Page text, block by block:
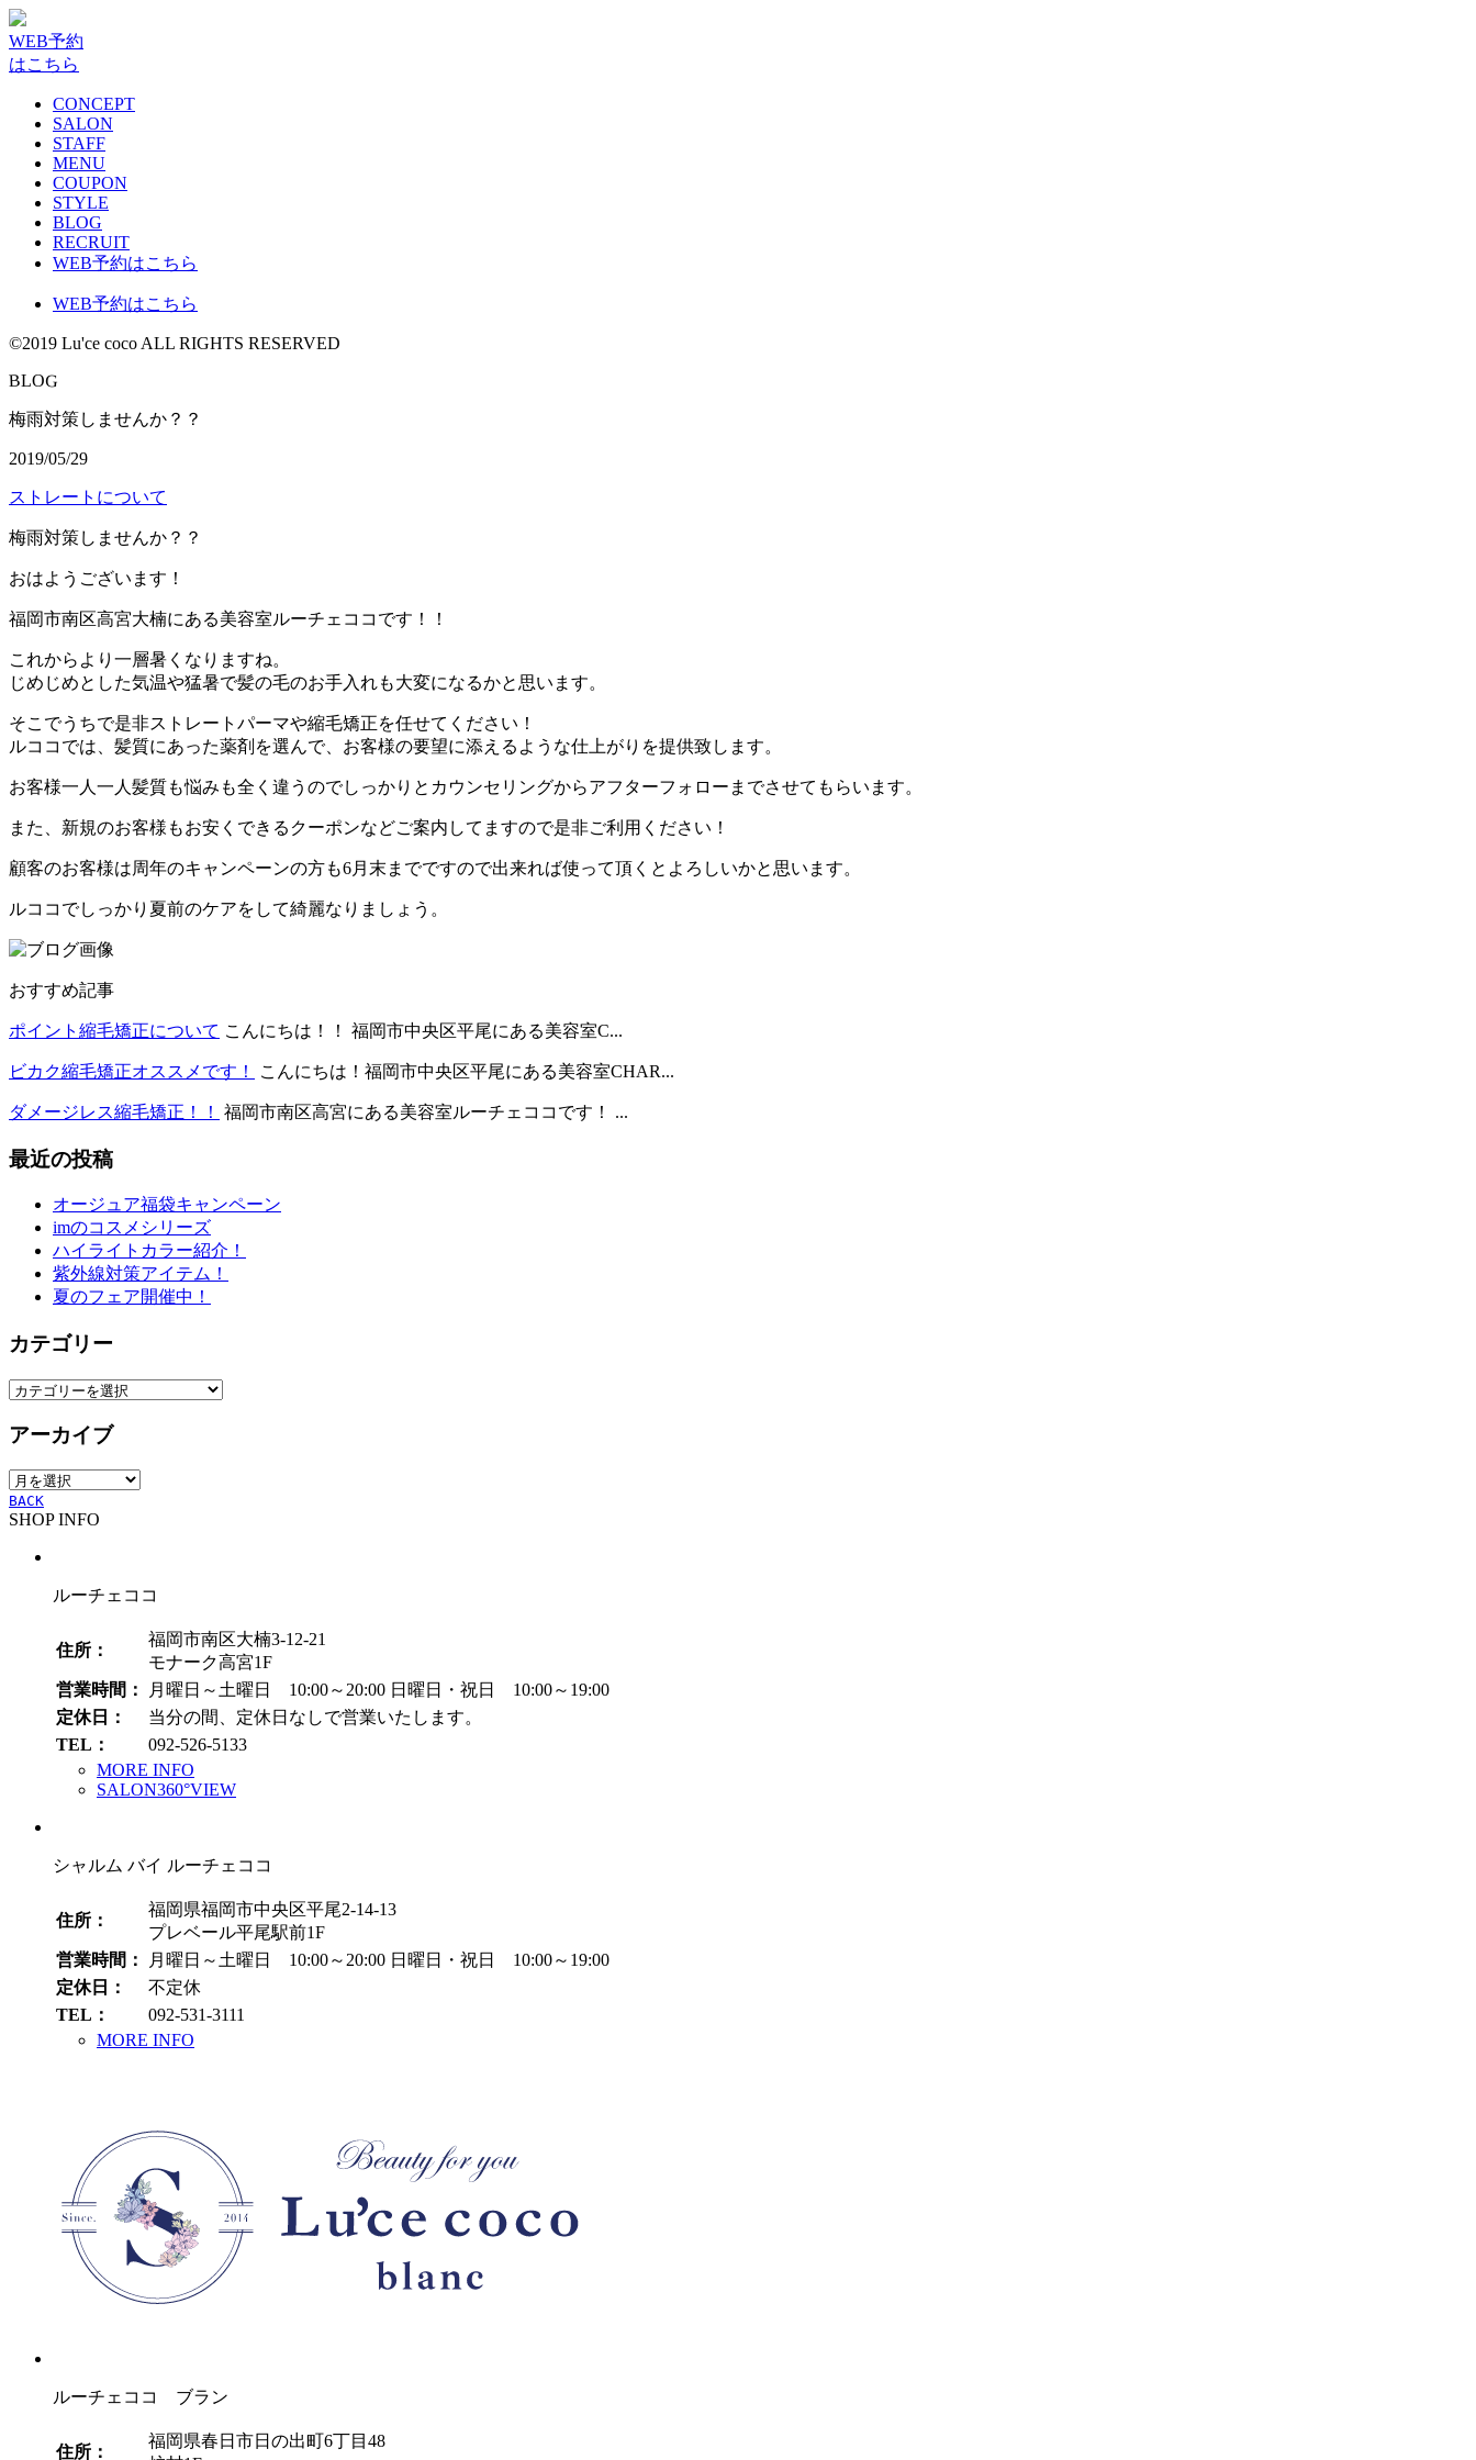
WEB予約
はこちら
CONCEPT
SALON
STAFF
MENU
COUPON
STYLE
BLOG
RECRUIT
WEB予約はこちら
WEB予約はこちら
©2019 Lu'ce coco ALL RIGHTS RESERVED
BLOG
梅雨対策しませんか？？
2019/05/29
ストレートについて
梅雨対策しませんか？？
おはようございます！
福岡市南区高宮大楠にある美容室ルーチェココです！！
これからより一層暑くなりますね。
じめじめとした気温や猛暑で髪の毛のお手入れも大変になるかと思います。
そこでうちで是非ストレートパーマや縮毛矯正を任せてください！
ルココでは、髪質にあった薬剤を選んで、お客様の要望に添えるような仕上がりを提供致します。
お客様一人一人髪質も悩みも全く違うのでしっかりとカウンセリングからアフターフォローまでさせてもらいます。
また、新規のお客様もお安くできるクーポンなどご案内してますので是非ご利用ください！
顧客のお客様は周年のキャンペーンの方も6月末までですので出来れば使って頂くとよろしいかと思います。
ルココでしっかり夏前のケアをして綺麗なりましょう。
おすすめ記事
ポイント縮毛矯正について こんにちは！！ 福岡市中央区平尾にある美容室C...
ビカク縮毛矯正オススメです！ こんにちは！福岡市中央区平尾にある美容室CHAR...
ダメージレス縮毛矯正！！ 福岡市南区高宮にある美容室ルーチェココです！ ...
最近の投稿
オージュア福袋キャンペーン
imのコスメシリーズ
ハイライトカラー紹介！
紫外線対策アイテム！
夏のフェア開催中！
カテゴリー
カ
ゴ
ー
アーカイブ
ア
ー
カ
BACK
SHOP INFO
ルーチェココ
住所：
福岡市南区大楠3-12-21
モナーク高宮1F
営業時間：
月曜日～土曜日 10:00～20:00 日曜日・祝日 10:00～19:00
定休日：
当分の間、定休日なしで営業いたします。
TEL：
092-526-5133
MORE INFO
SALON360°VIEW
シャルム バイ ルーチェココ
住所：
福岡県福岡市中央区平尾2-14-13
プレベール平尾駅前1F
営業時間：
月曜日～土曜日 10:00～20:00 日曜日・祝日 10:00～19:00
定休日：
不定休
TEL：
092-531-3111
MORE INFO
ルーチェココ ブラン
住所：
福岡県春日市日の出町6丁目48